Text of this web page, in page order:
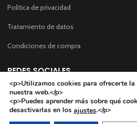
Política de privacidad
Tratamiento de datos
Condiciones de compra
REDES SOCIALES
<p>Utilizamos cookies para ofrecerte la
nuestra web.</p>
<p>Puedes aprender más sobre qué
desactivarlas en los ajustes.</p>